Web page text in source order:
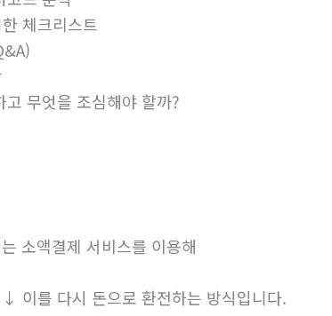
체크리스트
고 무엇을 조심해야 할까?
소액결제 서비스를 이용해
이를 다시 돈으로 환전하는 방식입니다.